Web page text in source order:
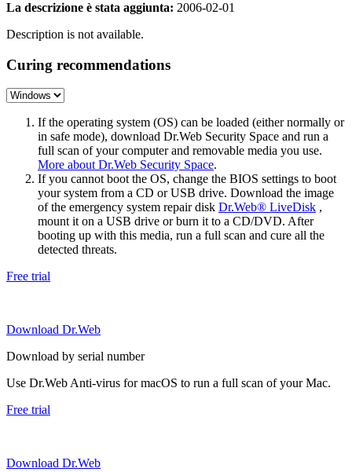
La descrizione è stata aggiunta: 2006-02-01
Description is not available.
Curing recommendations
If the operating system (OS) can be loaded (either normally or
in safe mode), download Dr.Web Security Space and run a
full scan of your computer and removable media you use.
More about Dr.Web Security Space.
If you cannot boot the OS, change the BIOS settings to boot
your system from a CD or USB drive. Download the image
of the emergency system repair disk Dr.Web® LiveDisk ,
mount it on a USB drive or burn it to a CD/DVD. After
booting up with this media, run a full scan and cure all the
detected threats.
Free trial
Download Dr.Web
Download by serial number
Use Dr.Web Anti-virus for macOS to run a full scan of your Mac.
Free trial
Download Dr.Web